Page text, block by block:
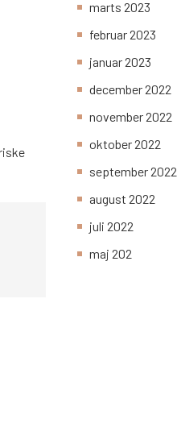
marts 2023
februar 2023
januar 2023
december 2022
november 2022
oktober 2022
september 2022
august 2022
juli 2022
maj 202